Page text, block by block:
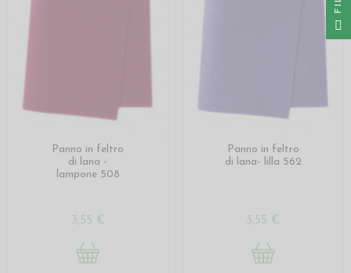
Panno in feltro
di lana -
lampone 508
3,55 €
Panno in feltro
di lana- lilla 562
3,55 €